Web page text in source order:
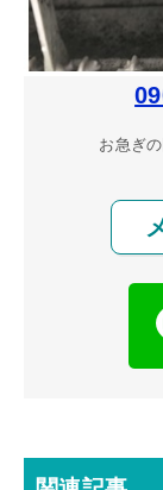
お急ぎ